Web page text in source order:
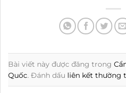
Bài viết này được đăng trong
Quốc. Đánh dấu liên kết thường